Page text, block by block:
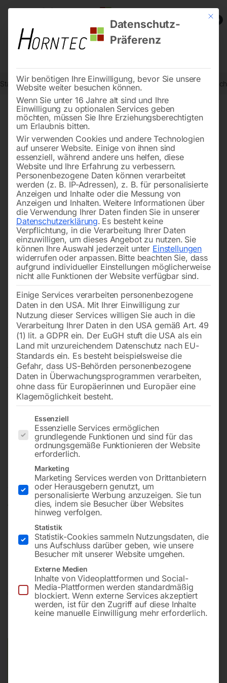
0
Start Drucklufttechnologie Automatische Aufroller Manueller
Manueller Schlauchaufroller
Verfügbarkeit: Nicht vorrätig
Mod. 74300/10
Luft/Wasser
Max. Arbeitsdruck 20 bar
312,00
inkl. MwSt. zzgl.Versandkosten
Mit
Datenschutz-
Präferenz
Wir benötigen Ihre Einwilligung, bevor Sie unsere
Website weiter besuchen können.
Wenn Sie unter 16 Jahre alt sind und Ihre
Einwilligung zu optionalen Services geben
möchten, müssen Sie Ihre Erziehungsberechtigten
um Erlaubnis bitten.
Wir verwenden Cookies und andere Technologien
auf unserer Website. Einige von ihnen sind
essenziell, während andere uns helfen, diese
Website und Ihre Erfahrung zu verbessern.
Personenbezogene Daten können verarbeitet
werden (z. B. IP-Adressen), z. B. für personalisierte
Anzeigen und Inhalte oder die Messung von
Anzeigen und Inhalten. Weitere Informationen über
die Verwendung Ihrer Daten finden Sie in unserer
Datenschutzerklärung. Es besteht keine
Verpflichtung, in die Verarbeitung Ihrer Daten
einzuwilligen, um dieses Angebot zu nutzen. Sie
können Ihre Auswahl jederzeit unter Einstellungen
widerrufen oder anpassen. Bitte beachten Sie, dass
aufgrund individueller Einstellungen möglicherweise
nicht alle Funktionen der Website verfügbar sind.
Einige Services verarbeiten personenbezogene
Daten in den USA. Mit Ihrer Einwilligung zur
Nutzung dieser Services willigen Sie auch in die
Verarbeitung Ihrer Daten in den USA gemäß Art. 49
(1) lit. a GDPR ein. Der EuGH stuft die USA als ein
Land mit unzureichendem Datenschutz nach EU-
Standards ein. Es besteht beispielsweise die
Gefahr, dass US-Behörden personenbezogene
Daten in Überwachungsprogrammen verarbeiten,
ohne dass für Europäerinnen und Europäer eine
Klagemöglichkeit besteht.
Es folgt eine Liste der Service-Gruppen, für die eine
Essenziell
Essenzielle Services ermöglichen
grundlegende Funktionen und sind für das
ordnungsgemäße Funktionieren der Website
erforderlich.
Marketing
Marketing Services werden von Drittanbietern
oder Herausgebern genutzt, um
personalisierte Werbung anzuzeigen. Sie tun
dies, indem sie Besucher über Websites
hinweg verfolgen.
Statistik
Statistik-Cookies sammeln Nutzungsdaten, die
uns Aufschluss darüber geben, wie unsere
Besucher mit unserer Website umgehen.
Externe Medien
Inhalte von Videoplattformen und Social-
Media-Plattformen werden standardmäßig
blockiert. Wenn externe Services akzeptiert
werden, ist für den Zugriff auf diese Inhalte
keine manuelle Einwilligung mehr erforderlich.